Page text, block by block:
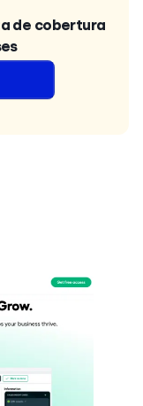
de cobertura